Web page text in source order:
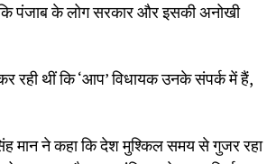
पंजाब के लोग सरकार और इसकी अनोखी
रही थीं कि ‘आप’ विधायक उनके संपर्क में हैं,
मान ने कहा कि देश मुश्किल समय से गुजर रहा